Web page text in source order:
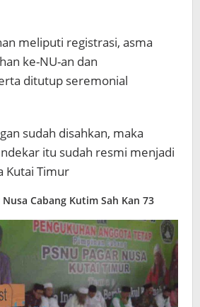
meliputi registrasi, asma
ke-NU-an dan
ditutup seremonial
sudah disahkan, maka
itu sudah resmi menjadi
Kutai Timur
Cabang Kutim Sah Kan 73